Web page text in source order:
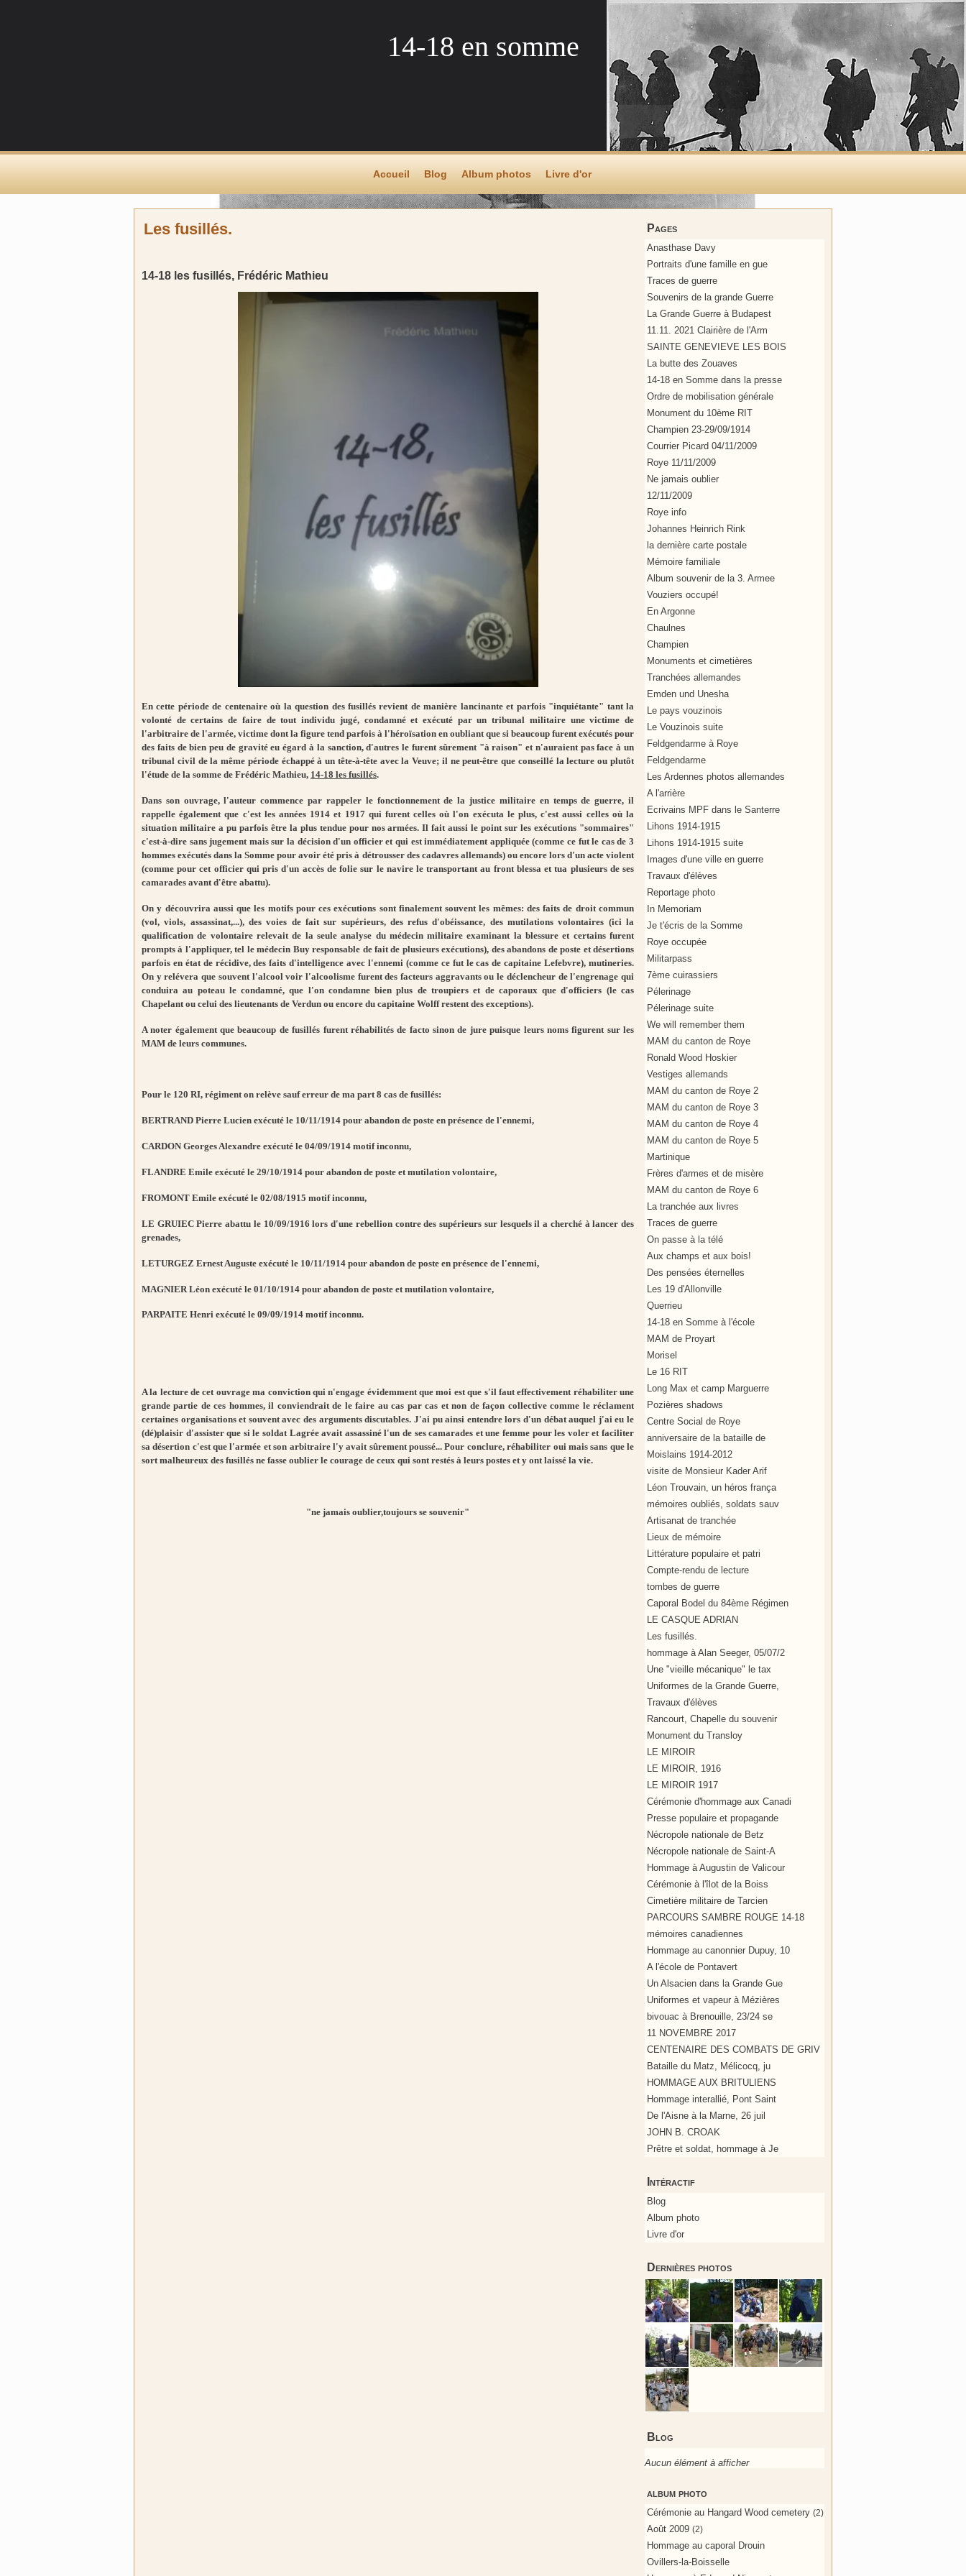
14-18 en somme
Accueil Blog Album photos Livre d'or
Pages
Anasthase Davy
Portraits d'une famille en gue
Traces de guerre
Souvenirs de la grande Guerre
La Grande Guerre à Budapest
11.11. 2021 Clairière de l'Arm
SAINTE GENEVIEVE LES BOIS
La butte des Zouaves
14-18 en Somme dans la presse
Ordre de mobilisation générale
Monument du 10ème RIT
Champien 23-29/09/1914
Courrier Picard 04/11/2009
Roye 11/11/2009
Ne jamais oublier
12/11/2009
Roye info
Johannes Heinrich Rink
la dernière carte postale
Mémoire familiale
Album souvenir de la 3. Armee
Vouziers occupé!
En Argonne
Chaulnes
Champien
Monuments et cimetières
Tranchées allemandes
Emden und Unesha
Le pays vouzinois
Le Vouzinois suite
Feldgendarme à Roye
Feldgendarme
Les Ardennes photos allemandes
A l'arrière
Ecrivains MPF dans le Santerre
Lihons 1914-1915
Lihons 1914-1915 suite
Images d'une ville en guerre
Travaux d'élèves
Reportage photo
In Memoriam
Je t'écris de la Somme
Roye occupée
Militarpass
7ème cuirassiers
Pélerinage
Pélerinage suite
We will remember them
MAM du canton de Roye
Ronald Wood Hoskier
Vestiges allemands
MAM du canton de Roye 2
MAM du canton de Roye 3
MAM du canton de Roye 4
MAM du canton de Roye 5
Martinique
Frères d'armes et de misère
MAM du canton de Roye 6
La tranchée aux livres
Traces de guerre
On passe à la télé
Aux champs et aux bois!
Des pensées éternelles
Les 19 d'Allonville
Querrieu
14-18 en Somme à l'école
MAM de Proyart
Morisel
Le 16 RIT
Long Max et camp Marguerre
Pozières shadows
Centre Social de Roye
anniversaire de la bataille de
Moislains 1914-2012
visite de Monsieur Kader Arif
Léon Trouvain, un héros frança
mémoires oubliés, soldats sauv
Artisanat de tranchée
Lieux de mémoire
Littérature populaire et patri
Compte-rendu de lecture
tombes de guerre
Caporal Bodel du 84ème Régimen
LE CASQUE ADRIAN
Les fusillés.
hommage à Alan Seeger, 05/07/2
Une "vieille mécanique" le tax
Uniformes de la Grande Guerre,
Travaux d'élèves
Rancourt, Chapelle du souvenir
Monument du Transloy
LE MIROIR
LE MIROIR, 1916
LE MIROIR 1917
Cérémonie d'hommage aux Canadi
Presse populaire et propagande
Nécropole nationale de Betz
Nécropole nationale de Saint-A
Hommage à Augustin de Valicour
Cérémonie à l'îlot de la Boiss
Cimetière militaire de Tarcien
PARCOURS SAMBRE ROUGE 14-18
mémoires canadiennes
Hommage au canonnier Dupuy, 10
A l'école de Pontavert
Un Alsacien dans la Grande Gue
Uniformes et vapeur à Mézières
bivouac à Brenouille, 23/24 se
11 NOVEMBRE 2017
CENTENAIRE DES COMBATS DE GRIV
Bataille du Matz, Mélicocq, ju
HOMMAGE AUX BRITULIENS
Hommage interallié, Pont Saint
De l'Aisne à la Marne, 26 juil
JOHN B. CROAK
Prêtre et soldat, hommage à Je
Intéractif
Blog
Album photo
Livre d'or
Dernières photos
Blog
Aucun élément à afficher
album photo
Cérémonie au Hangard Wood cemetery (2)
Août 2009 (2)
Hommage au caporal Drouin
Ovillers-la-Boisselle
Les fusillés.
14-18 les fusillés, Frédéric Mathieu
En cette période de centenaire où la question des fusillés revient de manière lancinante et parfois "inquiétante" tant la
volonté de certains de faire de tout individu jugé, condamné et exécuté par un tribunal militaire une victime de
l'arbitraire de l'armée, victime dont la figure tend parfois à l'héroïsation en oubliant que si beaucoup furent exécutés pour
des faits de bien peu de gravité eu égard à la sanction, d'autres le furent sûrement "à raison" et n'auraient pas face à un
tribunal civil de la même période échappé à un tête-à-tête avec la Veuve; il ne peut-être que conseillé la lecture ou plutôt
l'étude de la somme de Frédéric Mathieu, 14-18 les fusillés.
Dans son ouvrage, l'auteur commence par rappeler le fonctionnement de la justice militaire en temps de guerre, il
rappelle également que c'est les années 1914 et 1917 qui furent celles où l'on exécuta le plus, c'est aussi celles où la
situation militaire a pu parfois être la plus tendue pour nos armées. Il fait aussi le point sur les exécutions "sommaires"
c'est-à-dire sans jugement mais sur la décision d'un officier et qui est immédiatement appliquée (comme ce fut le cas de 3
hommes exécutés dans la Somme pour avoir été pris à détrousser des cadavres allemands) ou encore lors d'un acte violent
(comme pour cet officier qui pris d'un accès de folie sur le navire le transportant au front blessa et tua plusieurs de ses
camarades avant d'être abattu).
On y découvrira aussi que les motifs pour ces exécutions sont finalement souvent les mêmes: des faits de droit commun
(vol, viols, assassinat,...), des voies de fait sur supérieurs, des refus d'obéissance, des mutilations volontaires (ici la
qualification de volontaire relevait de la seule analyse du médecin militaire examinant la blessure et certains furent
prompts à l'appliquer, tel le médecin Buy responsable de fait de plusieurs exécutions), des abandons de poste et désertions
parfois en état de récidive, des faits d'intelligence avec l'ennemi (comme ce fut le cas de capitaine Lefebvre), mutineries.
On y relévera que souvent l'alcool voir l'alcoolisme furent des facteurs aggravants ou le déclencheur de l'engrenage qui
conduira au poteau le condamné, que l'on condamne bien plus de troupiers et de caporaux que d'officiers (le cas
Chapelant ou celui des lieutenants de Verdun ou encore du capitaine Wolff restent des exceptions).
A noter également que beaucoup de fusillés furent réhabilités de facto sinon de jure puisque leurs noms figurent sur les
MAM de leurs communes.
Pour le 120 RI, régiment on relève sauf erreur de ma part 8 cas de fusillés:
BERTRAND Pierre Lucien exécuté le 10/11/1914 pour abandon de poste en présence de l'ennemi,
CARDON Georges Alexandre exécuté le 04/09/1914 motif inconnu,
FLANDRE Emile exécuté le 29/10/1914 pour abandon de poste et mutilation volontaire,
FROMONT Emile exécuté le 02/08/1915 motif inconnu,
LE GRUIEC Pierre abattu le 10/09/1916 lors d'une rebellion contre des supérieurs sur lesquels il a cherché à lancer des
grenades,
LETURGEZ Ernest Auguste exécuté le 10/11/1914 pour abandon de poste en présence de l'ennemi,
MAGNIER Léon exécuté le 01/10/1914 pour abandon de poste et mutilation volontaire,
PARPAITE Henri exécuté le 09/09/1914 motif inconnu.
A la lecture de cet ouvrage ma conviction qui n'engage évidemment que moi est que s'il faut effectivement réhabiliter une
grande partie de ces hommes, il conviendrait de le faire au cas par cas et non de façon collective comme le réclament
certaines organisations et souvent avec des arguments discutables. J'ai pu ainsi entendre lors d'un débat auquel j'ai eu le
(dé)plaisir d'assister que si le soldat Lagrée avait assassiné l'un de ses camarades et une femme pour les voler et faciliter
sa désertion c'est que l'armée et son arbitraire l'y avait sûrement poussé... Pour conclure, réhabiliter oui mais sans que le
sort malheureux des fusillés ne fasse oublier le courage de ceux qui sont restés à leurs postes et y ont laissé la vie.
"ne jamais oublier,toujours se souvenir"